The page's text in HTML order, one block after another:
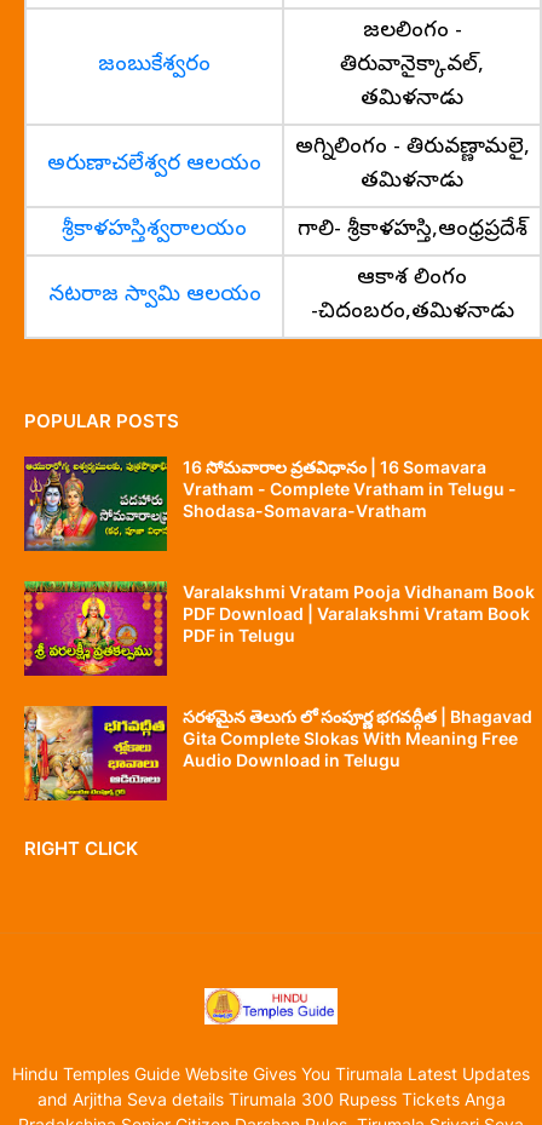
జంబుకేశ్వరం
జలలింగం -
తిరువానైక్కావల్,
తమిళనాడు
అరుణాచలేశ్వర ఆలయం
అగ్నిలింగం - తిరువణ్ణామలై,
తమిళనాడు
శ్రీకాళహస్తిశ్వరాలయం
గాలి- శ్రీకాళహస్తి,ఆంధ్రప్రదేశ్
నటరాజ స్వామి ఆలయం
ఆకాశ లింగం
-చిదంబరం,తమిళనాడు
POPULAR POSTS
16 సోమవారాల వ్రతవిధానం | 16 Somavara
Vratham - Complete Vratham in Telugu -
Shodasa-Somavara-Vratham
Varalakshmi Vratam Pooja Vidhanam Book
PDF Download | Varalakshmi Vratam Book
PDF in Telugu
సరళమైన తెలుగు లో సంపూర్ణ భగవద్గీత | Bhagavad
Gita Complete Slokas With Meaning Free
Audio Download in Telugu
RIGHT CLICK
Hindu Temples Guide Website Gives You Tirumala Latest Updates
and Arjitha Seva details Tirumala 300 Rupess Tickets Anga